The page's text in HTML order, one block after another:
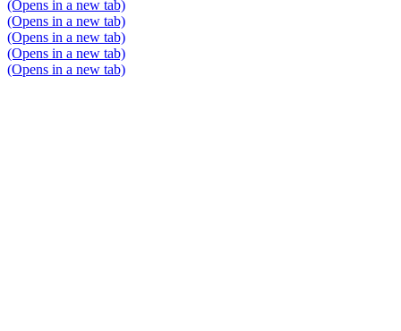
(Opens in a new tab)
(Opens in a new tab)
(Opens in a new tab)
(Opens in a new tab)
(Opens in a new tab)